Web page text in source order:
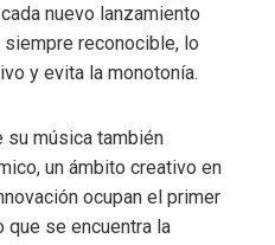
nuevo lanzamiento
reconocible, lo
y evita la monotonía.
su música también
un ámbito creativo en
ocupan el primer
que se encuentra la